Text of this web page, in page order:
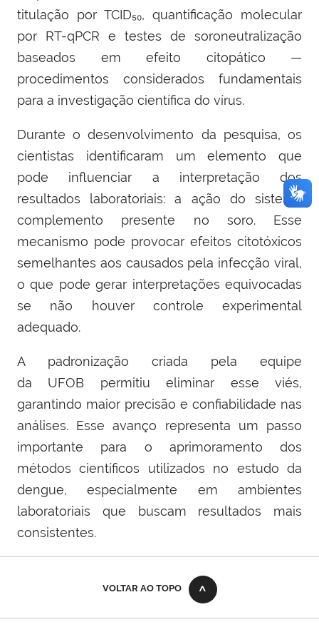
titulação por TCID₅₀, quantificação molecular
por RT-qPCR e testes de soroneutralização
baseados em efeito citopático —
procedimentos considerados fundamentais
para a investigação científica do vírus.
Durante o desenvolvimento da pesquisa, os
cientistas identificaram um elemento que
pode influenciar a interpretação dos
resultados laboratoriais: a ação do sistema
complemento presente no soro. Esse
mecanismo pode provocar efeitos citotóxicos
semelhantes aos causados pela infecção viral,
o que pode gerar interpretações equivocadas
se não houver controle experimental
adequado.
A padronização criada pela equipe
da UFOB permitiu eliminar esse viés,
garantindo maior precisão e confiabilidade nas
análises. Esse avanço representa um passo
importante para o aprimoramento dos
métodos científicos utilizados no estudo da
dengue, especialmente em ambientes
laboratoriais que buscam resultados mais
consistentes.
VOLTAR AO TOPO